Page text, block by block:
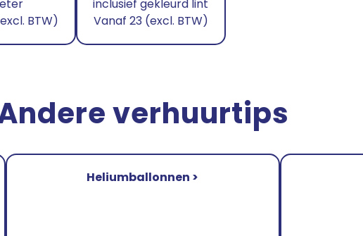
BTW)
inclusief gekleurd lint
Vanaf 23 (excl. BTW)
verhuurtips
Heliumballonnen >